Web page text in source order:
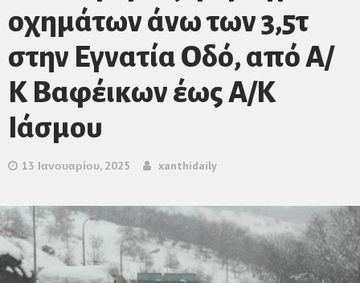
οχημάτων άνω των 3,5τ
στην Εγνατία Οδό, από Α/
Κ Βαφέικων έως Α/Κ
Ιάσμου
13 Ιανουαρίου, 2025 xanthidaily